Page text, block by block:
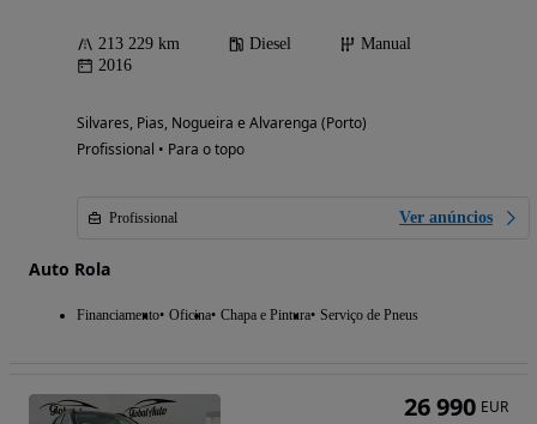
213 229 km Diesel
Manual
2016
Silvares, Pias, Nogueira e Alvarenga (Porto)
Profissional • Para o topo
Profissional Ver anúncios
Auto Rola
Financiamento Oficina Chapa e Pintura Serviço de Pneus
26 990 EUR